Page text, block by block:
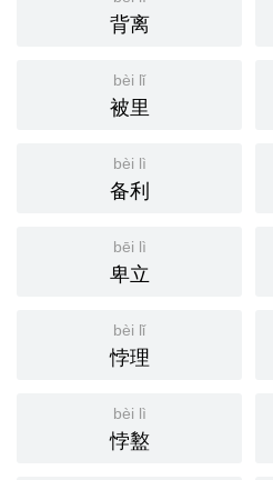
背离
bèi lǐ
被里
bèi lì
备利
bēi lì
卑立
bèi lǐ
悖理
bèi lì
悖盭